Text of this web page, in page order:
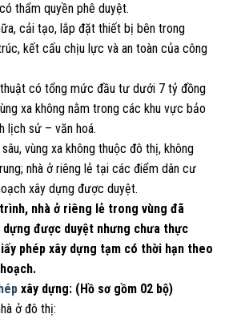
thẩm quyền phê duyệt.
cải tạo, lắp đặt thiết bị bên trong
kết cấu chịu lực và an toàn của công
có tổng mức đầu tư dưới 7 tỷ đồng
xa không nằm trong các khu vực bảo
lịch sử – văn hoá.
vùng xa không thuộc đô thị, không
nhà ở riêng lẻ tại các điểm dân cư
xây dựng được duyệt.
nhà ở riêng lẻ trong vùng đã
dựng được duyệt nhưng chưa thực
phép xây dựng tạm có thời hạn theo
xây dựng: (Hồ sơ gồm 02 bộ)
ở đô thị: